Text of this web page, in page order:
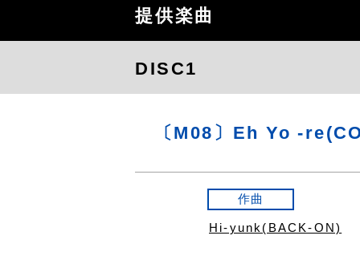
提供楽曲
DISC1
〔M08〕Eh Yo -
作曲
Hi-yunk(BACK-ON)